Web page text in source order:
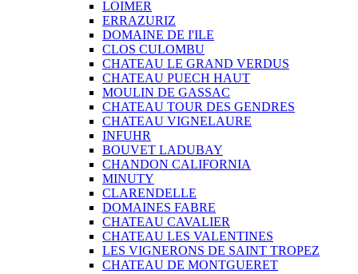
LOIMER
ERRAZURIZ
DOMAINE DE I'ILE
CLOS CULOMBU
CHATEAU LE GRAND VERDUS
CHATEAU PUECH HAUT
MOULIN DE GASSAC
CHATEAU TOUR DES GENDRES
CHATEAU VIGNELAURE
INFUHR
BOUVET LADUBAY
CHANDON CALIFORNIA
MINUTY
CLARENDELLE
DOMAINES FABRE
CHATEAU CAVALIER
CHATEAU LES VALENTINES
LES VIGNERONS DE SAINT TROPEZ
CHATEAU DE MONTGUERET